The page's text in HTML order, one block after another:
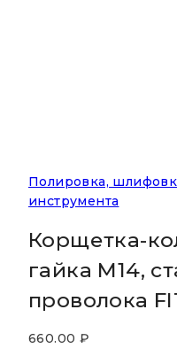
Полировка,
инструмента
Корщетка-
гайка М14,
проволока
660.00 ₽